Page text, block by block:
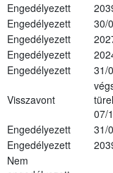
Engedélyezett
Engedélyezett
30/
Engedélyezett
Engedélyezett
Engedélyezett 31/
Visszavont
07/
Engedélyezett
31/
Engedélyezett
Nem